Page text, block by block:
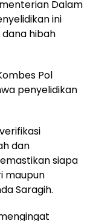
Dalam
ini
hibah
Pol
penyelidikan
dan
siapa
maupun
Saragih.